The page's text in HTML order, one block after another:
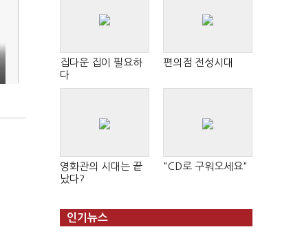
집다운 집이 필요하
다
편의점 전성시대
영화관의 시대는 끝
났다?
"CD로 구워오세요"
인기뉴스